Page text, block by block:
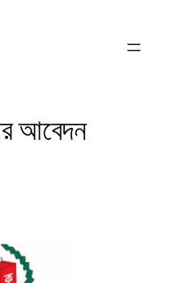
আবেদন